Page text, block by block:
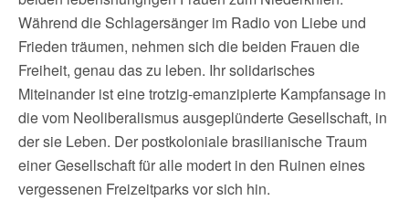
Während die Schlagersänger im Radio von Liebe und
Frieden träumen, nehmen sich die beiden Frauen die
Freiheit, genau das zu leben. Ihr solidarisches
Miteinander ist eine trotzig-emanzipierte Kampfansage in
die vom Neoliberalismus ausgeplünderte Gesellschaft, in
der sie Leben. Der postkoloniale brasilianische Traum
einer Gesellschaft für alle modert in den Ruinen eines
vergessenen Freizeitparks vor sich hin.